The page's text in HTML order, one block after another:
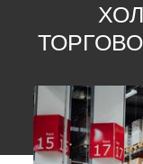
Изображение